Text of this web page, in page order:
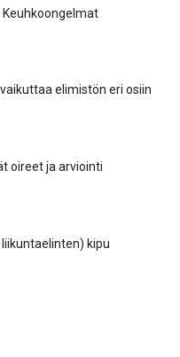
elimistön eri osiin
oireet ja arviointi
kipu